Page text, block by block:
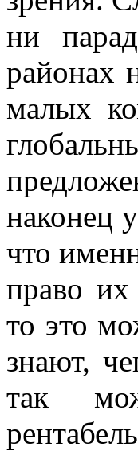
ни
районах
малых
наконец
что
право их
то это
знают,
так